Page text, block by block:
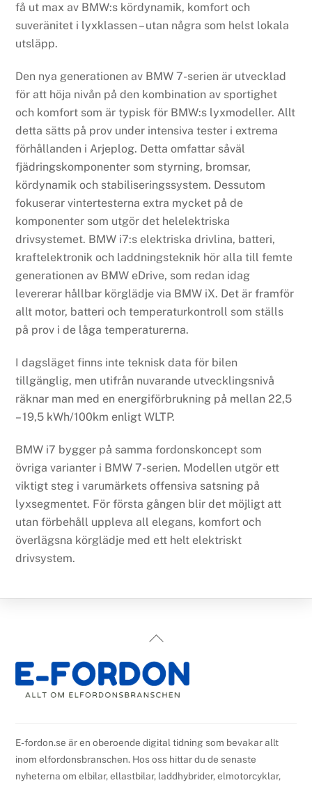
få ut max av BMW:s kördynamik, komfort och
suveränitet i lyxklassen – utan några som helst lokala
utsläpp.
Den nya generationen av BMW 7-serien är utvecklad
för att höja nivån på den kombination av sportighet
och komfort som är typisk för BMW:s lyxmodeller. Allt
detta sätts på prov under intensiva tester i extrema
förhållanden i Arjeplog. Detta omfattar såväl
fjädringskomponenter som styrning, bromsar,
kördynamik och stabiliseringssystem. Dessutom
fokuserar vintertesterna extra mycket på de
komponenter som utgör det helelektriska
drivsystemet. BMW i7:s elektriska drivlina, batteri,
kraftelektronik och laddningsteknik hör alla till femte
generationen av BMW eDrive, som redan idag
levererar hållbar körglädje via BMW iX. Det är framför
allt motor, batteri och temperaturkontroll som ställs
på prov i de låga temperaturerna.
I dagsläget finns inte teknisk data för bilen
tillgänglig, men utifrån nuvarande utvecklingsnivå
räknar man med en energiförbrukning på mellan 22,5
– 19,5 kWh/100km enligt WLTP.
BMW i7 bygger på samma fordonskoncept som
övriga varianter i BMW 7-serien. Modellen utgör ett
viktigt steg i varumärkets offensiva satsning på
lyxsegmentet. För första gången blir det möjligt att
utan förbehåll uppleva all elegans, komfort och
överlägsna körglädje med ett helt elektriskt
drivsystem.
Back
Top
E-fordon.se är en oberoende digital tidning som bevakar allt
inom elfordonsbranschen. Hos oss hittar du de senaste
nyheterna om elbilar, ellastbilar, laddhybrider, elmotorcyklar,